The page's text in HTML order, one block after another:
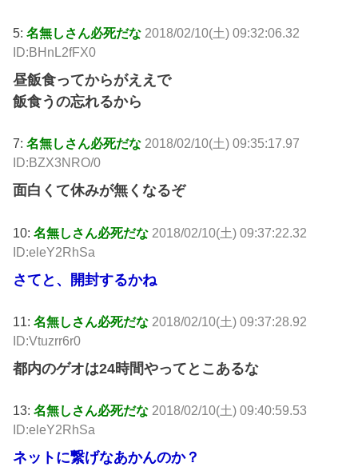
5:名無しさん必死だな 2018/02/10(土) 09:32:06.32
ID:BHnL2fFX0
昼飯食ってからがええで
飯食うの忘れるから
7:名無しさん必死だな 2018/02/10(土) 09:35:17.97
ID:BZX3NRO/0
面白くて休みが無くなるぞ
10:名無しさん必死だな 2018/02/10(土) 09:37:22.32
ID:eleY2RhSa
さてと、開封するかね
11:名無しさん必死だな 2018/02/10(土) 09:37:28.92
ID:Vtuzrr6r0
都内のゲオは24時間やってとこあるな
13:名無しさん必死だな 2018/02/10(土) 09:40:59.53
ID:eleY2RhSa
ネットに繋げなあかんのか？